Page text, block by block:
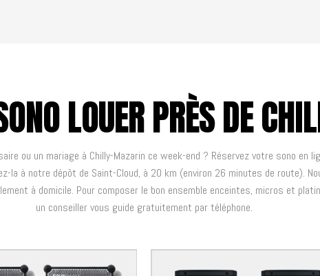
LOUER PRÈS DE
ou un mariage à Chilly-Mazarin ce week-end ? Réservez votre sono en
la à notre dépôt de Saint-Cloud, à 20 km (environ 26 minutes de route).
à domicile. Pour composer le bon ensemble enceintes, micros et
un conseiller vous guide gratuitement par téléphone.